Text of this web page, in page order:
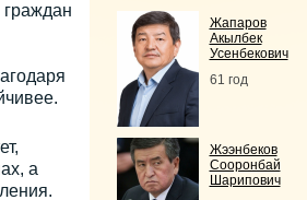
граждан
а
Жапаров
Акылбек
Усенбекович
61 год
Жээнбеков
Сооронбай
Шарипович